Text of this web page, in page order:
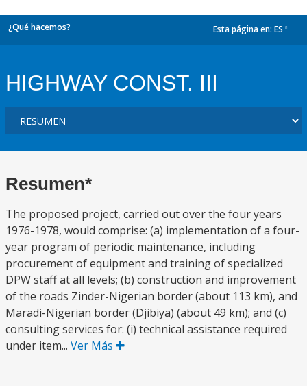
¿Qué hacemos? Esta página en: ES
HIGHWAY CONST. III
Resumen*
The proposed project, carried out over the four years
1976-1978, would comprise: (a) implementation of a four-
year program of periodic maintenance, including
procurement of equipment and training of specialized
DPW staff at all levels; (b) construction and improvement
of the roads Zinder-Nigerian border (about 113 km), and
Maradi-Nigerian border (Djibiya) (about 49 km); and (c)
consulting services for: (i) technical assistance required
under item... Ver Más